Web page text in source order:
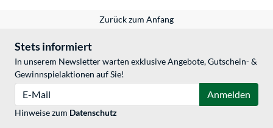
Zurück zum Anfang
Stets informiert
In unserem Newsletter warten exklusive Angebote, Gutschein- &
Gewinnspielaktionen auf Sie!
Anmelden
Hinweise zum Datenschutz